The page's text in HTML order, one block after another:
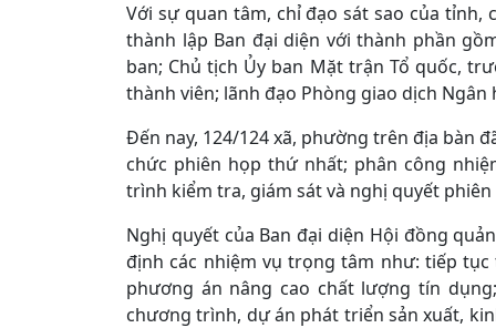
Với sự quan tâm, chỉ đạo sát sao của
thành lập Ban đại diện với thành phần
ban; Chủ tịch Ủy ban Mặt trận Tổ quốc,
thành viên; lãnh đạo Phòng giao dịch
Đến nay, 124/124 xã, phường trên địa bàn
chức phiên họp thứ nhất; phân công
trình kiểm tra, giám sát và nghị quyết phiên
Nghị quyết của Ban đại diện Hội đồng
định các nhiệm vụ trọng tâm như: tiếp
phương án nâng cao chất lượng tín
chương trình, dự án phát triển sản xuất,